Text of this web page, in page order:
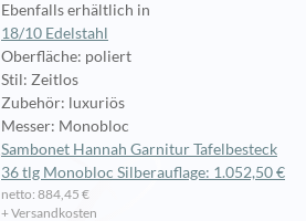
Ebenfalls erhältlich in
18/10 Edelstahl
Oberfläche: poliert
Stil: Zeitlos
Zubehör: luxuriös
Messer: Monobloc
Sambonet Hannah Garnitur Tafelbesteck
36 tlg Monobloc Silberauflage: 1.052,50 €
netto: 884,45 €
+ Versandkosten